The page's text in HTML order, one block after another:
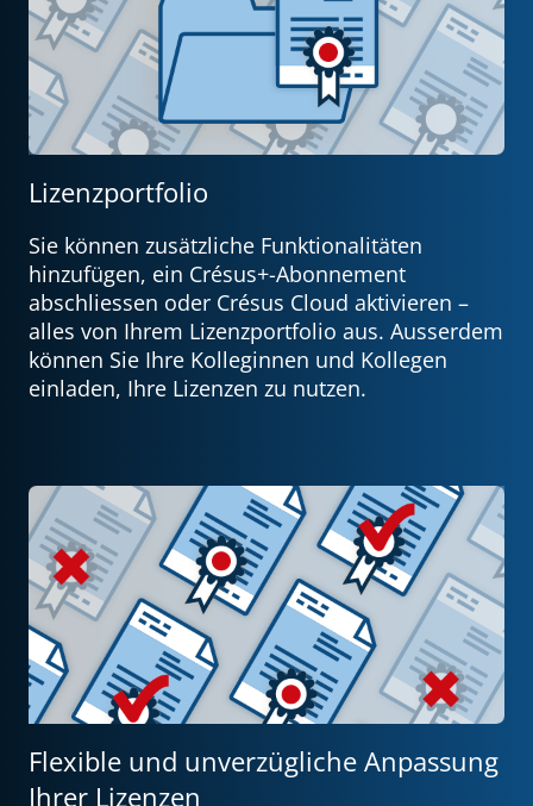
Lizenzportfolio
Sie können zusätzliche Funktionalitäten
hinzufügen, ein Crésus+-Abonnement
abschliessen oder Crésus Cloud aktivieren –
alles von Ihrem Lizenzportfolio aus. Ausserdem
können Sie Ihre Kolleginnen und Kollegen
einladen, Ihre Lizenzen zu nutzen.
Flexible und unverzügliche Anpassung
Ihrer Lizenzen